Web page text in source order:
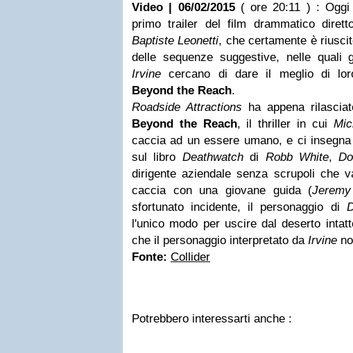
Video | 06/02/2015 ( ore 20:11 ) :
primo trailer del film drammatico
Baptiste Leonetti, che certamente è
delle sequenze suggestive, nelle
Irvine cercano di dare il meglio di
Beyond the Reach.
Roadside Attractions ha appena
Beyond the Reach, il thriller in cui
caccia ad un essere umano, e ci
sul libro Deathwatchdi Robb White,
dirigente aziendale senza scrupoli che
caccia con una giovane guida (
sfortunato incidente, il personaggio di
l'unico modo per uscire dal deserto
che il personaggio interpretato da Irvine
Fonte: Collider
Potrebbero interessarti anche :